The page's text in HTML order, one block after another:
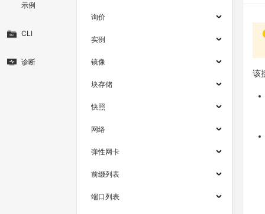
示例
CLI
诊断
询价
实例
镜像
块存储
快照
网络
弹性网卡
前缀列表
端口列表
该